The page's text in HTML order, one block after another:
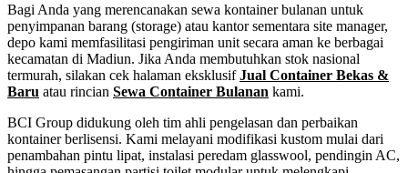
Bagi Anda yang merencanakan sewa kontainer bulanan untuk
penyimpanan barang (storage) atau kantor sementara site manager,
depo kami memfasilitasi pengiriman unit secara aman ke berbagai
kecamatan di Madiun. Jika Anda membutuhkan stok nasional
termurah, silakan cek halaman eksklusifJual Container Bekas &
Baru atau rincian Sewa Container Bulanan kami.
BCI Group didukung oleh tim ahli pengelasan dan perbaikan
kontainer berlisensi. Kami melayani modifikasi kustom mulai dari
penambahan pintu lipat, instalasi peredam glasswool, pendingin AC,